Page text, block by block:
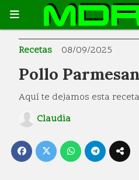
Pollo
Aquí te dejamos esta
Recetas 08/09/2025
Claudia